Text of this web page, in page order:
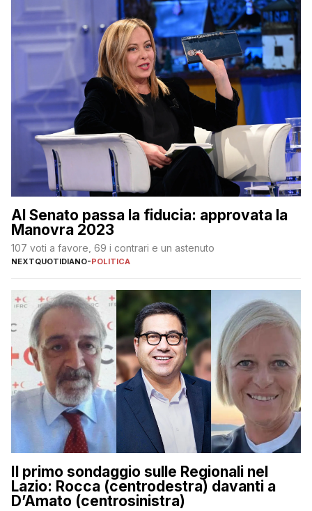
Al Senato passa la fiducia: approvata la
Manovra 2023
107 voti a favore, 69 i contrari e un astenuto
NEXTQUOTIDIANO-POLITICA
Il primo sondaggio sulle Regionali nel
Lazio: Rocca (centrodestra) davanti a
D’Amato (centrosinistra)